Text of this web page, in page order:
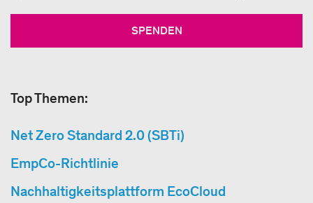
SPENDEN
Top Themen:
Net Zero Standard 2.0 (SBTi)
EmpCo-Richtlinie
Nachhaltigkeitsplattform EcoCloud